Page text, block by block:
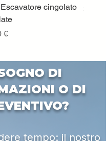
cingolato
€
Prezzo
DI
O DI
tempo: il nostro